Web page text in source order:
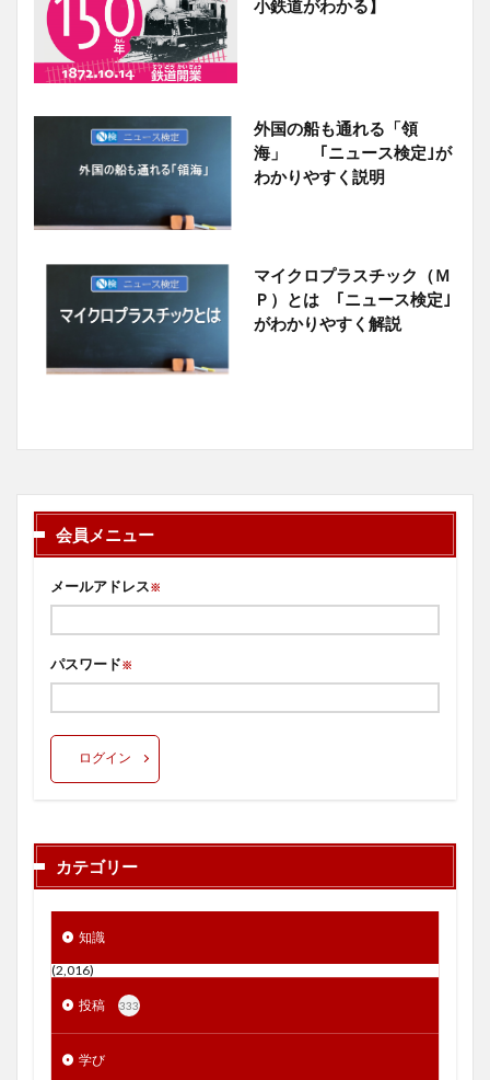
小鉄道がわかる】
外国の船も通れる「領
海」 ｢ニュース検定｣が
わかりやすく説明
マイクロプラスチック（Ｍ
Ｐ）とは ｢ニュース検定｣
がわかりやすく解説
会員メニュー
メールアドレス※
パスワード※
ログイン
カテゴリー
知識
(2,016)
投稿 333
学び